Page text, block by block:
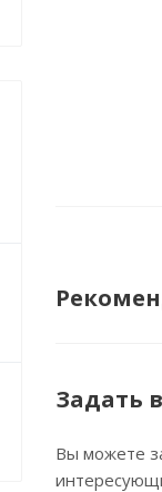
Задать
Вы можете